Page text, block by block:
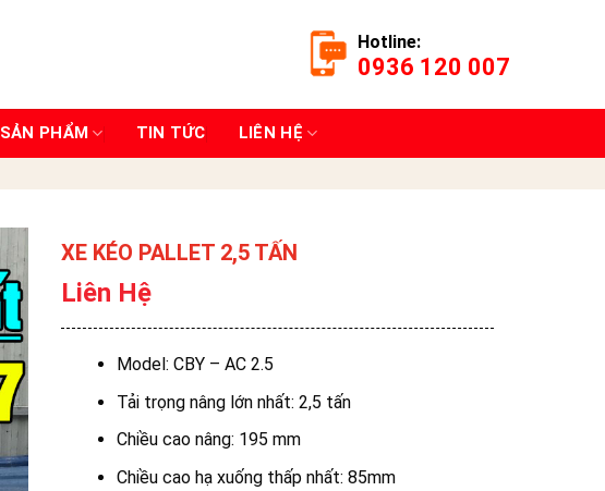
Hotline:
0936 120 007
SẢN PHẨM TIN TỨC LIÊN HỆ
XE KÉO PALLET 2,5 TẤN
Liên Hệ
Model: CBY – AC 2.5
Tải trọng nâng lớn nhất: 2,5 tấn
Chiều cao nâng: 195 mm
Chiều cao hạ xuống thấp nhất: 85mm